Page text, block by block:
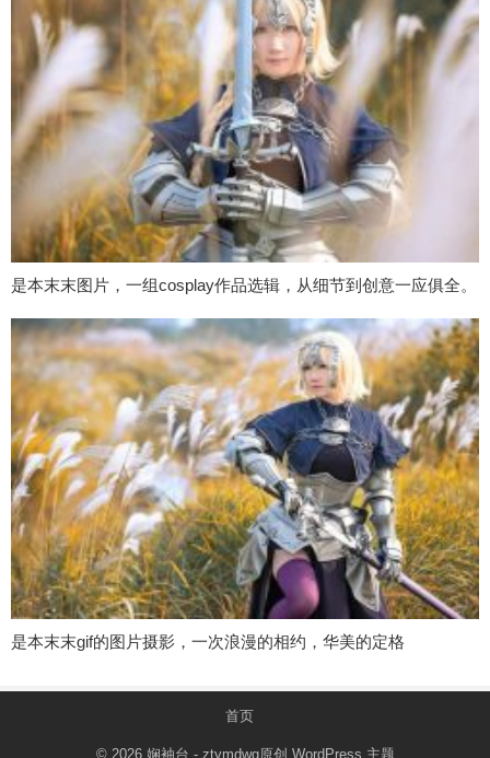
是本末末图片，一组cosplay作品选辑，从细节到创意一应俱全。
是本末末gif的图片摄影，一次浪漫的相约，华美的定格
首页
© 2026 娴袖台 - ztymdwg原创 WordPress 主题